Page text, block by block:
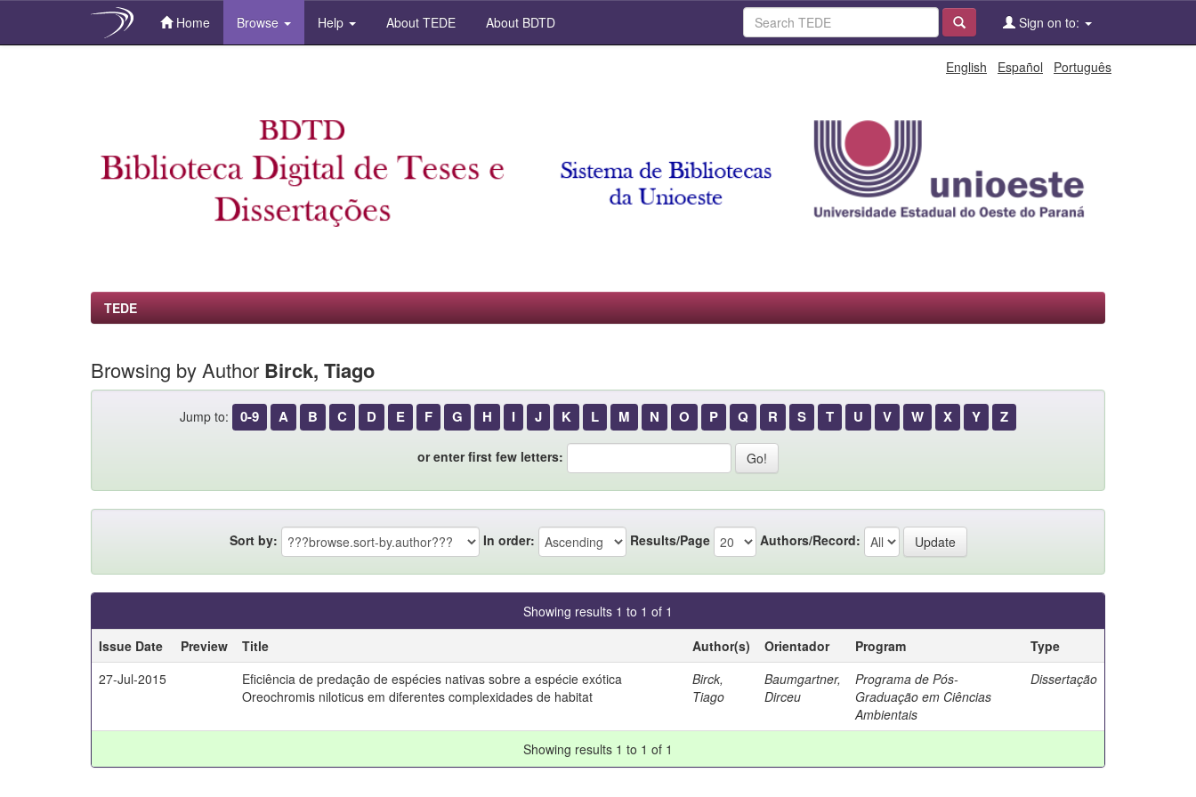
Home Browse Help About TEDE About BDTD Sign on to:
English Español Português
TEDE
Browsing by Author Birck, Tiago
Jump to: 0-9 A B C D E F G H I J K L M N O P Q R S T U V W X Y Z
or enter first few letters:
Sort by: In order: Results/Page Authors/Record:
Showing results 1 to 1 of 1
Issue Date
Preview Title Author(s) Orientador Program
Type
27-Jul-2015
Eficiência de predação de espécies nativas sobre a espécie exótica
Oreochromis niloticus em diferentes complexidades de habitat
Birck,
Tiago
Baumgartner,
Dirceu
Programa de Pós-
Graduação em Ciências
Ambientais
Dissertação
Showing results 1 to 1 of 1